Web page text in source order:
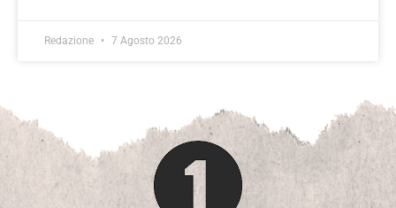
Redazione 7 Agosto 2026